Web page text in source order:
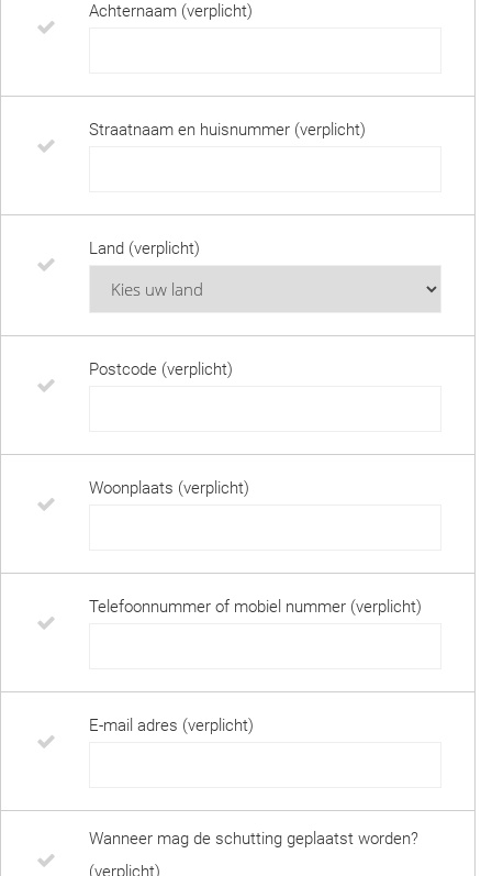
Achternaam (verplicht)
Straatnaam en huisnummer (verplicht)
Land (verplicht)
Postcode (verplicht)
Woonplaats (verplicht)
Telefoonnummer of mobiel nummer (verplicht)
E-mail adres (verplicht)
Wanneer mag de schutting geplaatst worden?
(verplicht)